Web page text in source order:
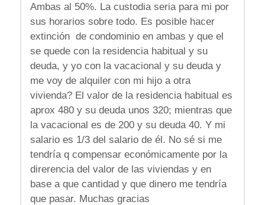
Ambas al 50%. La custodia seria para mi por
sus horarios sobre todo. Es posible hacer
extinción de condominio en ambas y que el
se quede con la residencia habitual y su
deuda, y yo con la vacacional y su deuda y
me voy de alquiler con mi hijo a otra
vivienda? El valor de la residencia habitual es
aprox 480 y su deuda unos 320; mientras que
la vacacional es de 200 y su deuda 40. Y mi
salario es 1/3 del salario de él. No sé si me
tendría q compensar económicamente por la
direrencia del valor de las viviendas y en
base a que cantidad y que dinero me tendría
que pasar. Muchas gracias